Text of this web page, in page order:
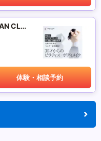
アーバンクラシックピラティス(URBAN CLASSIC PILATES)
体験・相談予約